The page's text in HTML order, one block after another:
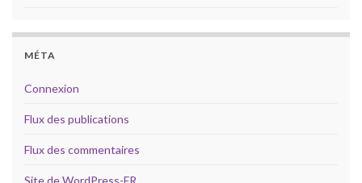
MÉTA
Connexion
Flux des publications
Flux des commentaires
Site de WordPress-FR